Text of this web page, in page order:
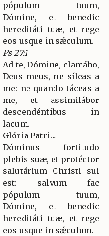
pópulum tuum,
Dómine, et benedic
hereditáti tuæ, et rege
eos usque in sǽculum.
Ps 27:1
Ad te, Dómine, clamábo,
Deus meus, ne síleas a
me: ne quando táceas a
me, et assimilábor
descendéntibus in
lacum.
Glória Patri…
Dóminus fortitudo
plebis suæ, et protéctor
salutárium Christi sui
est: salvum fac
pópulum tuum,
Dómine, et benedic
hereditáti tuæ, et rege
eos usque in sǽculum.